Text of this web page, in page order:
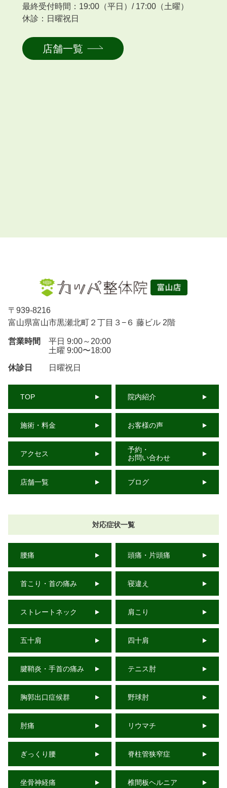
最終受付時間：19:00（平日）/ 17:00（土曜）
休診：日曜祝日
店舗一覧
〒 939-8216
富山県富山市黒瀬北町２丁目３−６ 藤ビル 2階
営業時間
平日 9:00～20:00
土曜 9:00〜18:00
休診日
日曜祝日
TOP 院内紹介
施術・料金 お客様の声
アクセス
予約・
お問い合わせ
店舗一覧 ブログ
対応症状一覧
腰痛 頭痛・片頭痛
首こり・首の痛み 寝違え
ストレートネック 肩こり
五十肩 四十肩
腱鞘炎・手首の痛み テニス肘
胸郭出口症候群 野球肘
肘痛 リウマチ
ぎっくり腰 脊柱管狭窄症
坐骨神経痛 椎間板ヘルニア